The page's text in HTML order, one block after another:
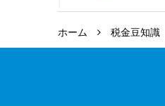
ホーム 税金豆知識